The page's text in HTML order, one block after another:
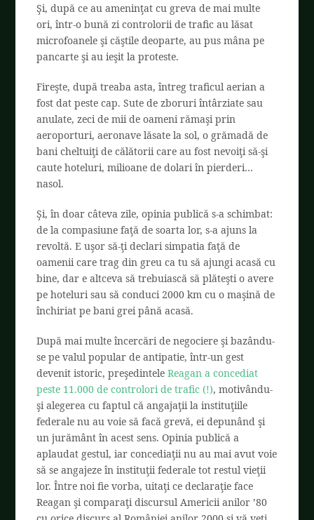
Şi, după ce au ameninţat cu greva de mai multe
ori, într-o bună zi controlorii de trafic au lăsat
microfoanele şi căştile deoparte, au pus mâna pe
pancarte şi au ieşit la proteste.
Fireşte, după treaba asta, întreg traficul aerian a
fost dat peste cap. Sute de zboruri întârziate sau
anulate, zeci de mii de oameni rămaşi prin
aeroporturi, aeronave lăsate la sol, o grămadă de
bani cheltuiţi de călătorii care au fost nevoiţi să-şi
caute hoteluri, milioane de dolari în pierderi…
nasol.
Şi, în doar câteva zile, opinia publică s-a schimbat:
de la compasiune faţă de soarta lor, s-a ajuns la
revoltă. E uşor să-ţi declari simpatia faţă de
oamenii care trag din greu ca tu să ajungi acasă cu
bine, dar e altceva să trebuiască să plăteşti o avere
pe hoteluri sau să conduci 2000 km cu o maşină de
închiriat pe bani grei până acasă.
După mai multe încercări de negociere şi bazându-
se pe valul popular de antipatie, într-un gest
devenit istoric, preşedinteleReagan a concediat
peste 11.000 de controlori de trafic (!), motivându-
şi alegerea cu faptul că angajaţii la instituţiile
federale nu au voie să facă grevă, ei depunând şi
un jurământ în acest sens. Opinia publică a
aplaudat gestul, iar concediaţii nu au mai avut voie
să se angajeze în instituţii federale tot restul vieţii
lor. Între noi fie vorba, uitaţi ce declaraţie face
Reagan şi comparaţi discursul Americii anilor ’80